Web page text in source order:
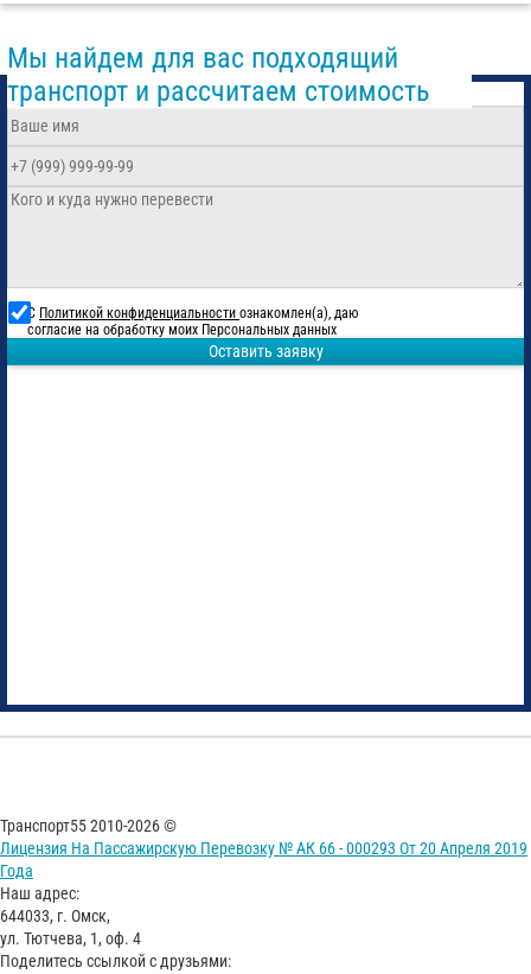
Мы найдем для вас подходящий
транспорт и рассчитаем стоимость
С Политикой конфиденциальности ознакомлен(а), даю
согласие на обработку моих Персональных данных
Оставить заявку
Транспорт55 2010-2026 ©
Лицензия На Пассажирскую Перевозку № АК 66 - 000293 От 20 Апреля 2019
Года
Наш адрес:
644033, г. Омск,
ул. Тютчева, 1, оф. 4
Поделитесь ссылкой с друзьями: